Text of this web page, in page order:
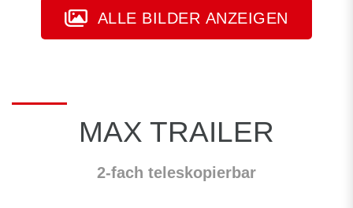
ALLE BILDER ANZEIGEN
MAX TRAILER
2-fach teleskopierbar